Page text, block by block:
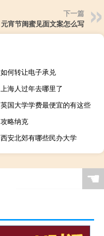
下一篇
元宵节闺蜜见面文案怎么写
如何转让电子承兑
上海人过年去哪里了
英国大学学费最便宜的有这些
攻略纳克
西安北郊有哪些民办大学
☚